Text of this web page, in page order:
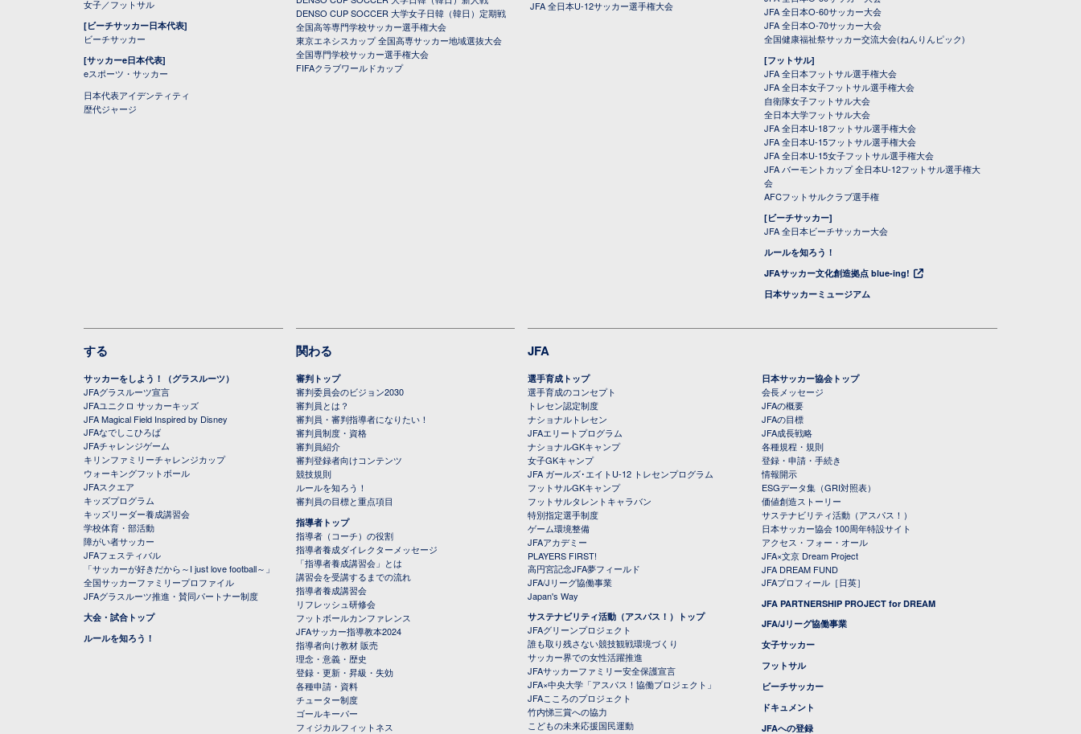
女子／フットサル
[ビーチサッカー日本代表]
ビーチサッカー
[サッカーe日本代表]
eスポーツ・サッカー
日本代表アイデンティティ
歴代ジャージ
DENSO CUP SOCCER 大学女子日韓（韓日）定期戦
全国高等専門学校サッカー選手権大会
東京エネシスカップ 全国高専サッカー地域選抜大会
全国専門学校サッカー選手権大会
FIFAクラブワールドカップ
JFA 全日本U-12サッカー選手権大会
JFA 全日本O-60サッカー大会
JFA 全日本O-70サッカー大会
全国健康福祉祭サッカー交流大会(ねんりんピック)
[フットサル]
JFA 全日本フットサル選手権大会
JFA 全日本女子フットサル選手権大会
自衛隊女子フットサル大会
全日本大学フットサル大会
JFA 全日本U-18フットサル選手権大会
JFA 全日本U-15フットサル選手権大会
JFA 全日本U-15女子フットサル選手権大会
JFA バーモントカップ 全日本U-12フットサル選手権大
会
AFCフットサルクラブ選手権
[ビーチサッカー]
JFA 全日本ビーチサッカー大会
ルールを知ろう！
JFAサッカー文化創造拠点 blue-ing!
日本サッカーミュージアム
する
サッカーをしよう！（グラスルーツ）
JFAグラスルーツ宣言
JFAユニクロ サッカーキッズ
JFA Magical Field Inspired by Disney
JFAなでしこひろば
JFAチャレンジゲーム
キリンファミリーチャレンジカップ
ウォーキングフットボール
JFAスクエア
キッズプログラム
キッズリーダー養成講習会
学校体育・部活動
障がい者サッカー
JFAフェスティバル
「サッカーが好きだから～I just love football～」
全国サッカーファミリープロファイル
JFAグラスルーツ推進・賛同パートナー制度
大会・試合トップ
ルールを知ろう！
関わる
審判トップ
審判委員会のビジョン2030
審判員とは？
審判員・審判指導者になりたい！
審判員制度・資格
審判員紹介
審判登録者向けコンテンツ
競技規則
ルールを知ろう！
審判員の目標と重点項目
指導者トップ
指導者（コーチ）の役割
指導者養成ダイレクターメッセージ
「指導者養成講習会」とは
講習会を受講するまでの流れ
指導者養成講習会
リフレッシュ研修会
フットボールカンファレンス
JFAサッカー指導教本2024
指導者向け教材 販売
理念・意義・歴史
登録・更新・昇級・失効
各種申請・資料
チューター制度
ゴールキーパー
フィジカルフィットネス
JFA
選手育成トップ
選手育成のコンセプト
トレセン認定制度
ナショナルトレセン
JFAエリートプログラム
ナショナルGKキャンプ
女子GKキャンプ
JFA ガールズ･エイトU-12 トレセンプログラム
フットサルGKキャンプ
フットサルタレントキャラバン
特別指定選手制度
ゲーム環境整備
JFAアカデミー
PLAYERS FIRST!
高円宮記念JFA夢フィールド
JFA/Jリーグ協働事業
Japan's Way
サステナビリティ活動（アスパス！）トップ
JFAグリーンプロジェクト
誰も取り残さない競技観戦環境づくり
サッカー界での女性活躍推進
JFAサッカーファミリー安全保護宣言
JFA×中央大学「アスパス！協働プロジェクト」
JFAこころのプロジェクト
竹内悌三賞への協力
こどもの未来応援国民運動
日本サッカー協会トップ
会長メッセージ
JFAの概要
JFAの目標
JFA成長戦略
各種規程・規則
登録・申請・手続き
情報開示
ESGデータ集（GRI対照表）
価値創造ストーリー
サステナビリティ活動（アスパス！）
日本サッカー協会 100周年特設サイト
アクセス・フォー・オール
JFA×文京 Dream Project
JFA DREAM FUND
JFAプロフィール［日英］
JFA PARTNERSHIP PROJECT for DREAM
JFA/Jリーグ協働事業
女子サッカー
フットサル
ビーチサッカー
ドキュメント
JFAへの登録